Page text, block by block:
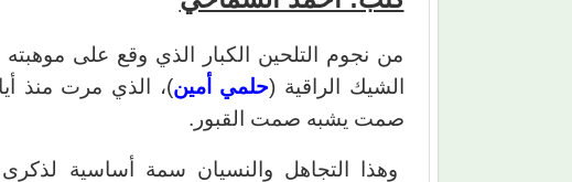
من نجوم التلحين الكبار الذي وقع على
الشيك الراقية (حلمي أمين)، الذي مرت منذ
صمت يشبه صمت القبور.
وهذا التجاهل والنسيان سمة أساسية